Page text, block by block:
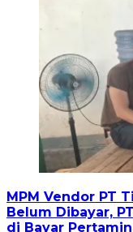
MPM Vendor PT
Belum Dibayar,
di Bayar